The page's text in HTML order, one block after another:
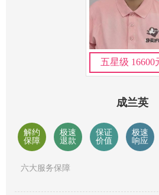
五星级 16600
成兰英
解约
保障
极速
退款
保证
价值
极速
响应
六大服务保障